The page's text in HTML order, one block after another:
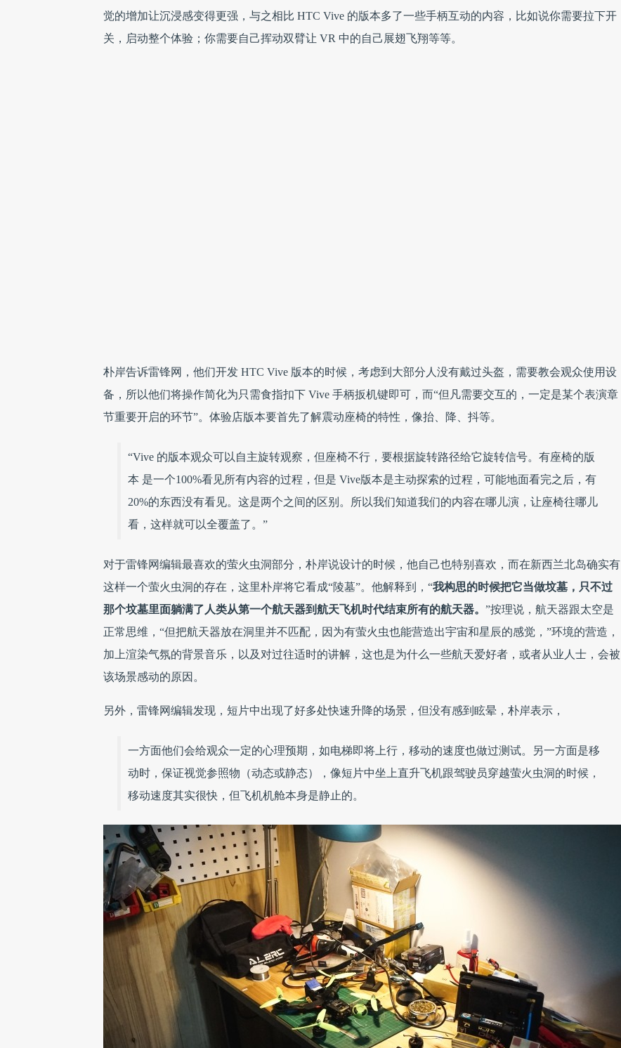
觉的增加让沉浸感变得更强，与之相比 HTC Vive 的版本多了一些手柄互动的内容，比如说你需要拉下开
关，启动整个体验；你需要自己挥动双臂让 VR 中的自己展翅飞翔等等。
朴岸告诉雷锋网，他们开发 HTC Vive 版本的时候，考虑到大部分人没有戴过头盔，需要教会观众使用设
备，所以他们将操作简化为只需食指扣下 Vive 手柄扳机键即可，而“但凡需要交互的，一定是某个表演章
节重要开启的环节”。体验店版本要首先了解震动座椅的特性，像抬、降、抖等。
“Vive 的版本观众可以自主旋转观察，但座椅不行，要根据旋转路径给它旋转信号。有座椅的版
本 是一个100%看见所有内容的过程，但是 Vive版本是主动探索的过程，可能地面看完之后，有
20%的东西没有看见。这是两个之间的区别。所以我们知道我们的内容在哪儿演，让座椅往哪儿
看，这样就可以全覆盖了。”
对于雷锋网编辑最喜欢的萤火虫洞部分，朴岸说设计的时候，他自己也特别喜欢，而在新西兰北岛确实有
这样一个萤火虫洞的存在，这里朴岸将它看成“陵墓”。他解释到，“我构思的时候把它当做坟墓，只不过
那个坟墓里面躺满了人类从第一个航天器到航天飞机时代结束所有的航天器。 ”按理说，航天器跟太空是
正常思维，“但把航天器放在洞里并不匹配，因为有萤火虫也能营造出宇宙和星辰的感觉，”环境的营造，
加上渲染气氛的背景音乐，以及对过往适时的讲解，这也是为什么一些航天爱好者，或者从业人士，会被
该场景感动的原因。
另外，雷锋网编辑发现，短片中出现了好多处快速升降的场景，但没有感到眩晕，朴岸表示，
一方面他们会给观众一定的心理预期，如电梯即将上行，移动的速度也做过测试。另一方面是移
动时，保证视觉参照物（动态或静态），像短片中坐上直升飞机跟驾驶员穿越萤火虫洞的时候，
移动速度其实很快，但飞机机舱本身是静止的。